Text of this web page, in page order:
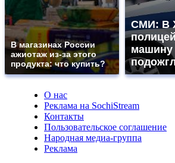
В магазинах России
ажиотаж из-за этого
продукта: что купить?
СМИ: В
машину
О нас
Реклама на SochiStream
Контакты
Пользовательское соглашение
Народная медиа-группа
Реклама